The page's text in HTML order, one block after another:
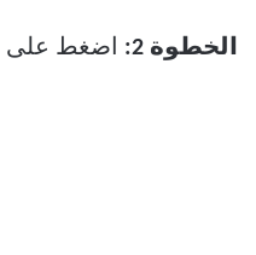
الخطوة 2: اضغط على